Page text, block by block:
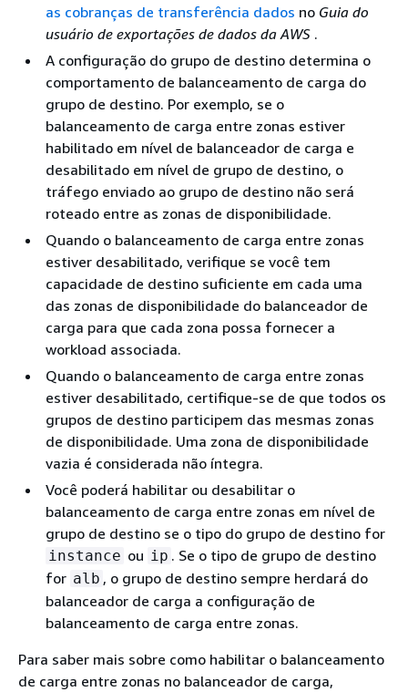
as cobranças de transferência dados no Guia do
usuário de exportações de dados da AWS .
A configuração do grupo de destino determina o
comportamento de balanceamento de carga do
grupo de destino. Por exemplo, se o
balanceamento de carga entre zonas estiver
habilitado em nível de balanceador de carga e
desabilitado em nível de grupo de destino, o
tráfego enviado ao grupo de destino não será
roteado entre as zonas de disponibilidade.
Quando o balanceamento de carga entre zonas
estiver desabilitado, verifique se você tem
capacidade de destino suficiente em cada uma
das zonas de disponibilidade do balanceador de
carga para que cada zona possa fornecer a
workload associada.
Quando o balanceamento de carga entre zonas
estiver desabilitado, certifique-se de que todos os
grupos de destino participem das mesmas zonas
de disponibilidade. Uma zona de disponibilidade
vazia é considerada não íntegra.
Você poderá habilitar ou desabilitar o
balanceamento de carga entre zonas em nível de
grupo de destino se o tipo do grupo de destino for
instance ou ip . Se o tipo de grupo de destino
for alb , o grupo de destino sempre herdará do
balanceador de carga a configuração de
balanceamento de carga entre zonas.
Para saber mais sobre como habilitar o balanceamento
de carga entre zonas no balanceador de carga,